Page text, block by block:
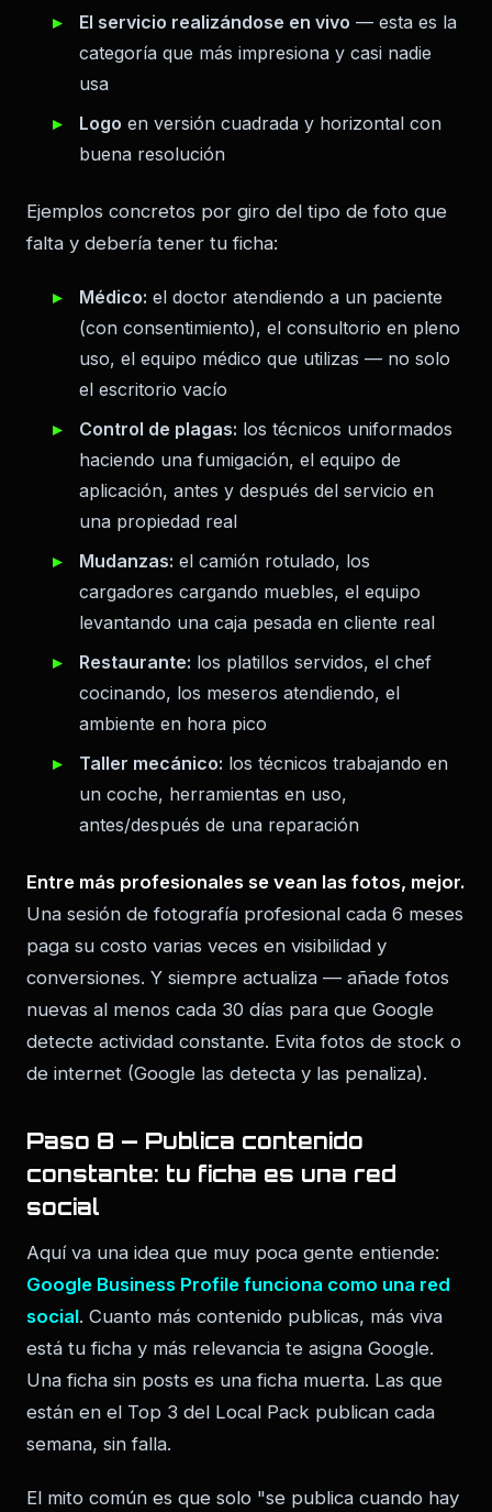
El servicio realizándose en vivo — esta es la
categoría que más impresiona y casi nadie
usa
Logo en versión cuadrada y horizontal con
buena resolución
Ejemplos concretos por giro del tipo de foto que
falta y debería tener tu ficha:
Médico: el doctor atendiendo a un paciente
(con consentimiento), el consultorio en pleno
uso, el equipo médico que utilizas — no solo
el escritorio vacío
Control de plagas: los técnicos uniformados
haciendo una fumigación, el equipo de
aplicación, antes y después del servicio en
una propiedad real
Mudanzas: el camión rotulado, los
cargadores cargando muebles, el equipo
levantando una caja pesada en cliente real
Restaurante: los platillos servidos, el chef
cocinando, los meseros atendiendo, el
ambiente en hora pico
Taller mecánico: los técnicos trabajando en
un coche, herramientas en uso,
antes/después de una reparación
Entre más profesionales se vean las fotos, mejor.
Una sesión de fotografía profesional cada 6 meses
paga su costo varias veces en visibilidad y
conversiones. Y siempre actualiza — añade fotos
nuevas al menos cada 30 días para que Google
detecte actividad constante. Evita fotos de stock o
de internet (Google las detecta y las penaliza).
Paso 8 — Publica contenido
constante: tu ficha es una red
social
Aquí va una idea que muy poca gente entiende:
Google Business Profile funciona como una red
social. Cuanto más contenido publicas, más viva
está tu ficha y más relevancia te asigna Google.
Una ficha sin posts es una ficha muerta. Las que
están en el Top 3 del Local Pack publican cada
semana, sin falla.
El mito común es que solo "se publica cuando hay